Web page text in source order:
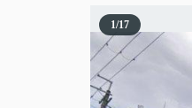
1/17